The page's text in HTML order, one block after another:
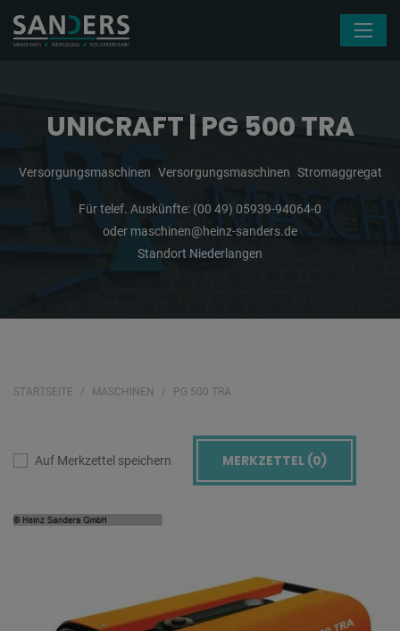
UNICRAFT | PG 500 TRA
Versorgungsmaschinen Versorgungsmaschinen Stromaggregat
Für telef. Auskünfte: (00 49) 05939-94064-0
oder maschinen@heinz-sanders.de
Standort Niederlangen
STARTSEITE MASCHINEN PG 500 TRA
Auf Merkzettel speichern MERKZETTEL (0)